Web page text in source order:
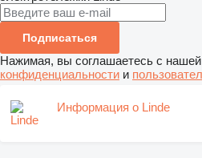
Подписаться
Нажимая, вы соглашаетесь с нашей
конфиденциальности и
Информация о Linde